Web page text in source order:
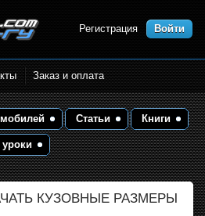
Регистрация Войти
Заказ и оплата
Статьи Книги
КУЗОВНЫЕ РАЗМЕРЫ